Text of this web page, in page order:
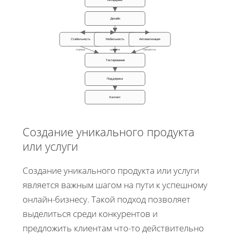
Дизайн
Стабильность Мобильность Автоматизация
Тестирование
Поддержка
Контент
сервер адаптив процессы
Создание уникального продукта
или услуги
Создание уникального продукта или услуги
является важным шагом на пути к успешному
онлайн-бизнесу. Такой подход позволяет
выделиться среди конкурентов и
предложить клиентам что-то действительно